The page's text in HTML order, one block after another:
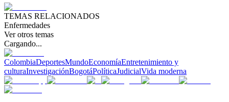
TEMAS RELACIONADOS
Enfermedades
Ver otros temas
Cargando...
ColombiaDeportesMundoEconomíaEntretenimiento y
culturaInvestigaciónBogotáPolíticaJudicialVida moderna